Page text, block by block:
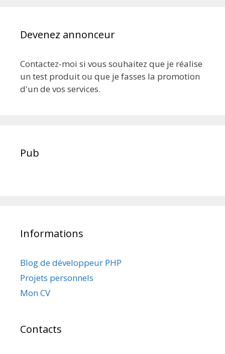
Devenez annonceur
Contactez-moi si vous souhaitez que je réalise
un test produit ou que je fasses la promotion
d'un de vos services.
Pub
Informations
Blog de développeur PHP
Projets personnels
Mon CV
Contacts